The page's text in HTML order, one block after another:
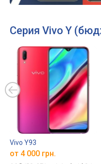
Серия Vivo Y
Vivo Y93
от 4 000 грн.